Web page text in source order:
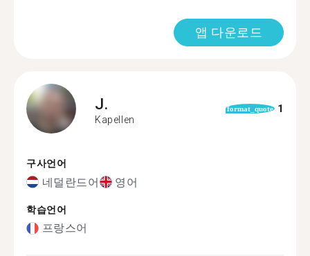
앱 다운로드
J.
Kapellen
format_quote 1
구사언어
네덜란드어 영어
학습언어
프랑스어